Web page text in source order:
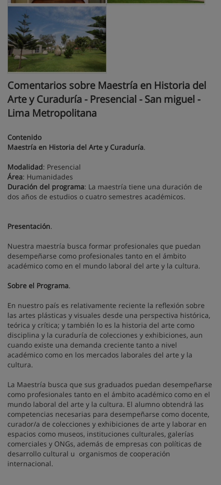
Comentarios sobre Maestría en Historia del
Arte y Curaduría - Presencial - San miguel -
Lima Metropolitana
Contenido
Maestría en Historia del Arte y Curaduría.
Modalidad: Presencial
Área: Humanidades
Duración del programa: La maestría tiene una duración de
dos años de estudios o cuatro semestres académicos.
Presentación.
Nuestra maestría busca formar profesionales que puedan
desempeñarse como profesionales tanto en el ámbito
académico como en el mundo laboral del arte y la cultura.
Sobre el Programa.
En nuestro país es relativamente reciente la reflexión sobre
las artes plásticas y visuales desde una perspectiva histórica,
teórica y crítica; y también lo es la historia del arte como
disciplina y la curaduría de colecciones y exhibiciones, aun
cuando existe una demanda creciente tanto a nivel
académico como en los mercados laborales del arte y la
cultura.
La Maestría busca que sus graduados puedan desempeñarse
como profesionales tanto en el ámbito académico como en el
mundo laboral del arte y la cultura. El alumno obtendrá las
competencias necesarias para desempeñarse como docente,
curador/a de colecciones y exhibiciones de arte y laborar en
espacios como museos, instituciones culturales, galerías
comerciales y ONGs, además de empresas con políticas de
desarrollo cultural u organismos de cooperación
internacional.